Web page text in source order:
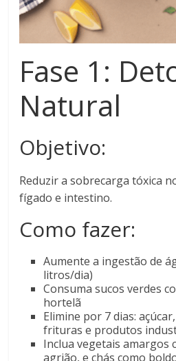
Fase 1:
Natural
Objetivo:
Reduzir a sobrecarga tóxica
fígado e intestino.
Como fazer:
Aumente a ingestão de
litros/dia)
Consuma sucos verdes
hortelã
Elimine por 7 dias:
frituras e produtos
Inclua vegetais amargos
agrião, e chás como